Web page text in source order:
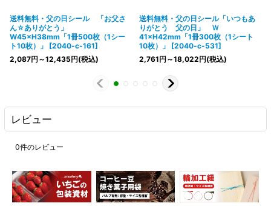
送料無料・父の日シール 「お父さ
ん☆ありがとう」
W45×H38mm「1冊500枚（1シー
ト10枚）」
[2040-c-161]
2,087円 ～12,435円(税込)
送料無料・父の日シール「いつもあ
りがとう 父の日」 Ｗ
41×H42mm「1冊300枚（1シート
10枚）」
[2040-c-531]
2,761円 ～18,022円(税込)
レビュー
0件のレビュー